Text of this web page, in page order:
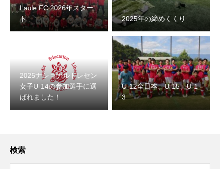
Laule FC 2026年スター
ト
2025年の締めくくり
2025ナショナルトレセン
女子U-14の参加選手に選
ばれました！
U-12全日本、U-15、U-1
3
検索